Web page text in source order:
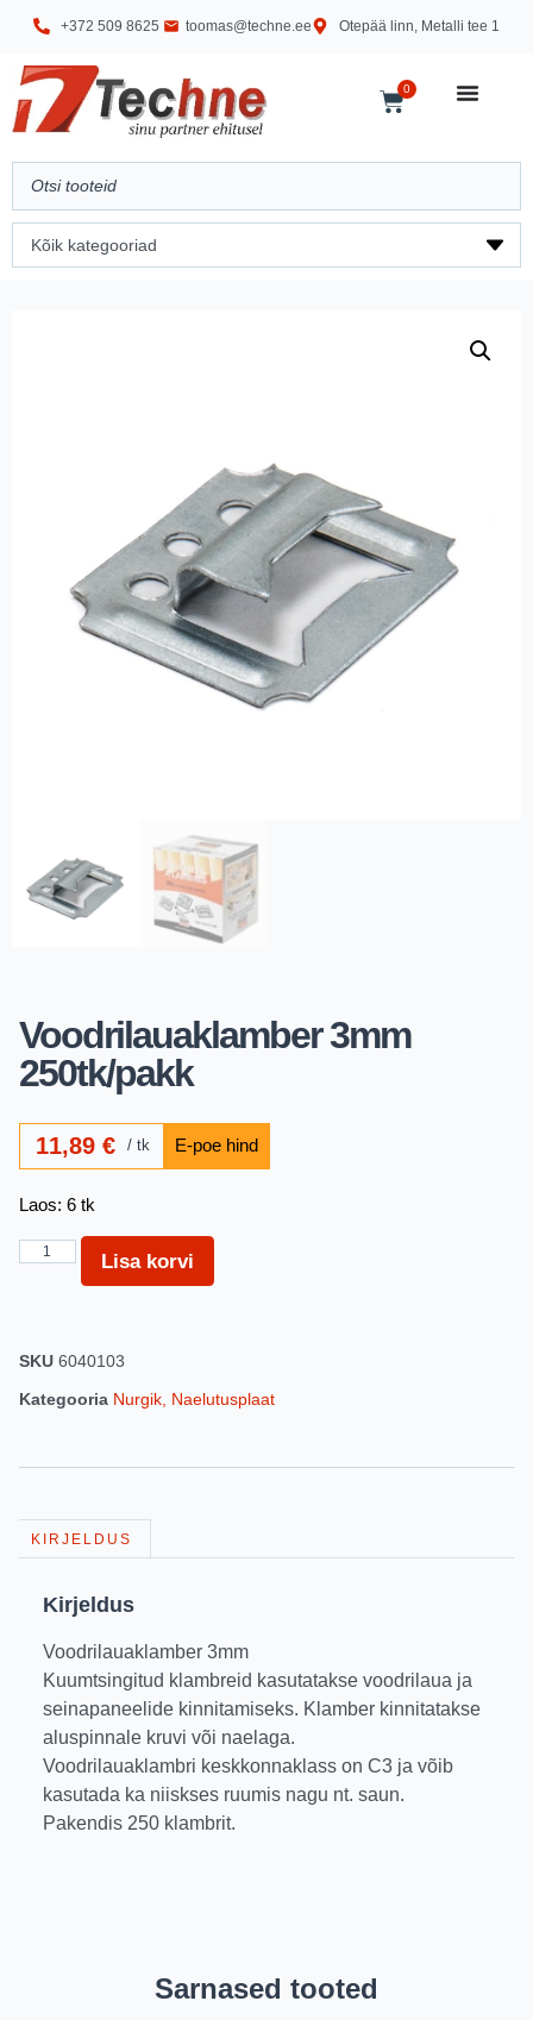
+372 509 8625 toomas@techne.ee Otepää linn, Metalli tee 1
0
Voodrilauaklamber 3mm
250tk/pakk
11,89€ tk
Laos: 6 tk
Lisa korvi
SKU 6040103
Kategooria Nurgik, Naelutusplaat
KIRJELDUS
Kirjeldus
Voodrilauaklamber 3mm
Kuumtsingitud klambreid kasutatakse voodrilaua ja
seinapaneelide kinnitamiseks. Klamber kinnitatakse
aluspinnale kruvi või naelaga.
Voodrilauaklambri keskkonnaklass on C3 ja võib
kasutada ka niiskses ruumis nagu nt. saun.
Pakendis 250 klambrit.
Sarnased tooted